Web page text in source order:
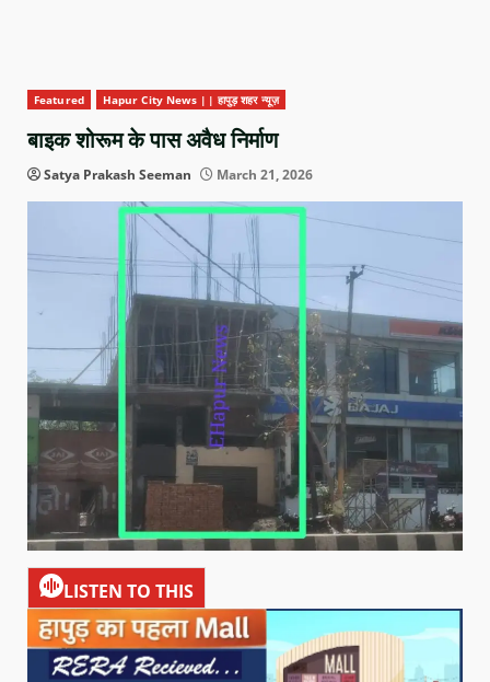
Featured Hapur City News || हापुड़ शहर न्यूज़
बाइक शोरूम के पास अवैध निर्माण
Satya Prakash Seeman March 21, 2026
LISTEN TO THIS